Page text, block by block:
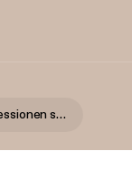
Lasst uns über Depressionen sprechen